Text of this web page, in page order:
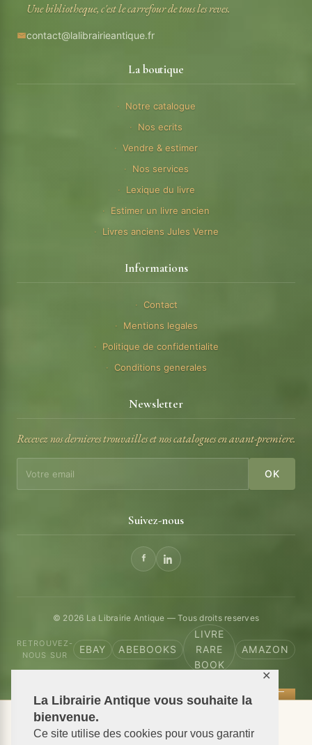
La Librairie Antique vous souhaite la
bienvenue.
Ce site utilise des cookies pour vous garantir
✕
Une bibliotheque, c'est le carrefour de tous les reves.
contact@lalibrairieantique.fr
La boutique
Notre catalogue
Nos ecrits
Vendre & estimer
Nos services
Lexique du livre
Estimer un livre ancien
Livres anciens Jules Verne
Informations
Contact
Mentions legales
Politique de confidentialite
Conditions generales
Newsletter
Recevez nos dernieres trouvailles et nos catalogues en avant-premiere.
OK
Suivez-nous
© 2026 La Librairie Antique — Tous droits reserves
RETROUVEZ-
NOUS SUR
EBAY ABEBOOKS
LIVRE
RARE
BOOK
AMAZON
📦 We ship antiquarian books worldwide